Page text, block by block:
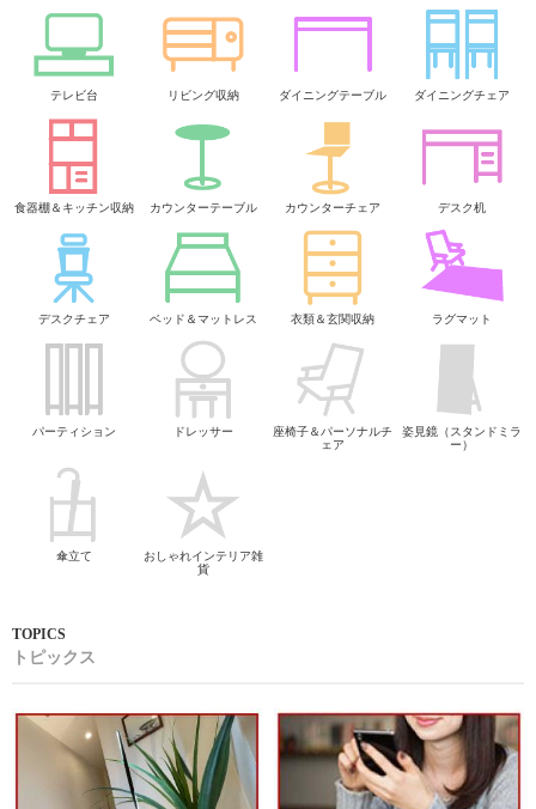
テレビ台 リビング収納 ダイニングテーブル ダイニングチェア
食器棚＆キッチン収納 カウンターテーブル カウンターチェア デスク机
デスクチェア ベッド＆マットレス 衣類＆玄関収納 ラグマット
パーティション ドレッサー
座椅子＆パーソナルチ
ェア
姿見鏡（スタンドミラ
ー）
傘立て
おしゃれインテリア雑
貨
トピックス